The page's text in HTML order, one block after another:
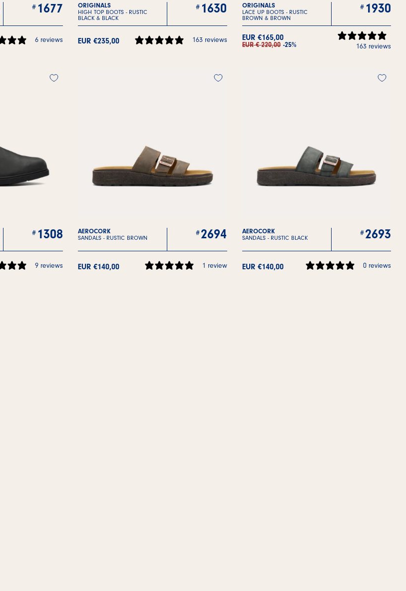
1677
6 reviews
ORIGINALS
HIGH TOP BOOTS - RUSTIC
BLACK & BLACK
1630
EUR €235,00 163 reviews
ORIGINALS
LACE UP BOOTS - RUSTIC
BROWN & BROWN
1930
EUR €165,00
EUR € 220,00 -25% 163 reviews
1308
9 reviews
AEROCORK
SANDALS - RUSTIC BROWN 2694
EUR €140,00 1 review
AEROCORK
SANDALS - RUSTIC BLACK 2693
EUR €140,00 0 reviews